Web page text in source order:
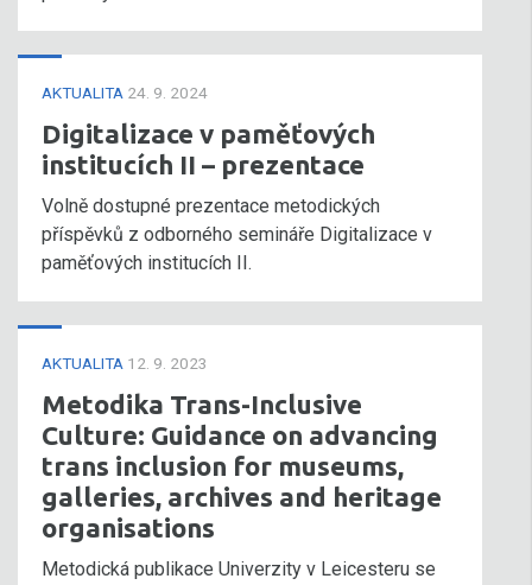
AKTUALITA 24. 9. 2024
Digitalizace v paměťových
institucích II – prezentace
Volně dostupné prezentace metodických
příspěvků z odborného semináře Digitalizace v
paměťových institucích II.
AKTUALITA 12. 9. 2023
Metodika Trans-Inclusive
Culture: Guidance on advancing
trans inclusion for museums,
galleries, archives and heritage
organisations
Metodická publikace Univerzity v Leicesteru se